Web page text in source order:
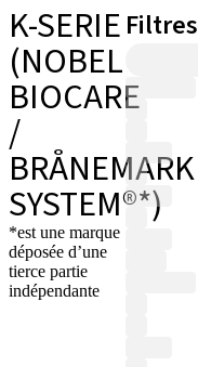
K-SERIE
(NOBEL
BIOCARE
/
BRÅNEMARK
SYSTEM®*)
*est une marque
déposée d’une
tierce partie
indépendante
Filtres